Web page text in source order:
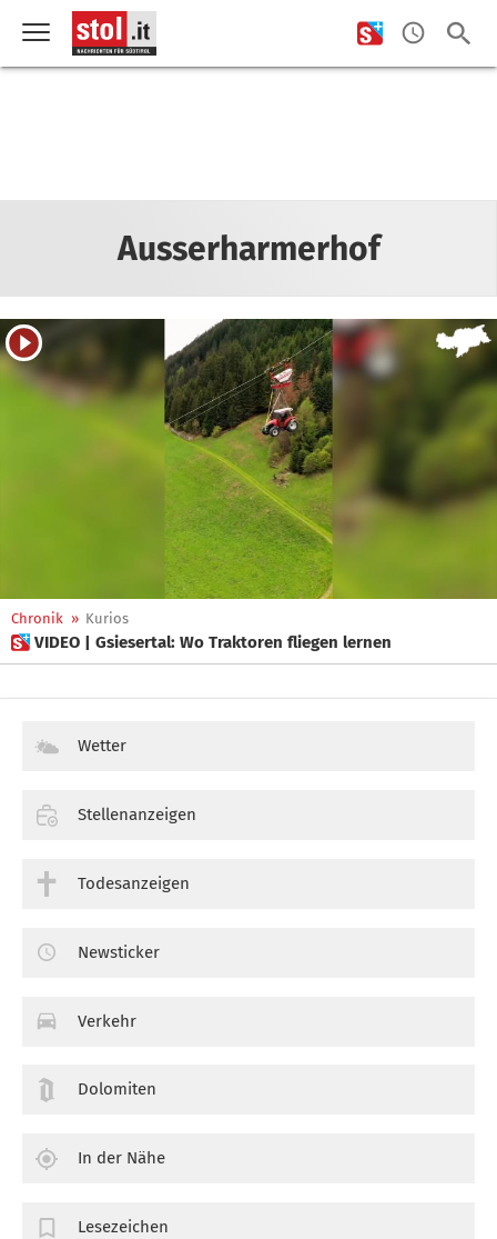
Ausserharmerhof
Chronik » Kurios
 VIDEO | Gsiesertal: Wo Traktoren fliegen lernen
Wetter
Stellenanzeigen
Todesanzeigen
Newsticker
Verkehr
Dolomiten
In der Nähe
Lesezeichen